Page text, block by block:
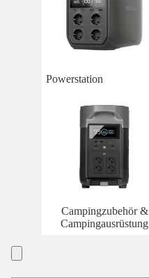
Powerstation
Campingzubehör &
Campingausrüstung